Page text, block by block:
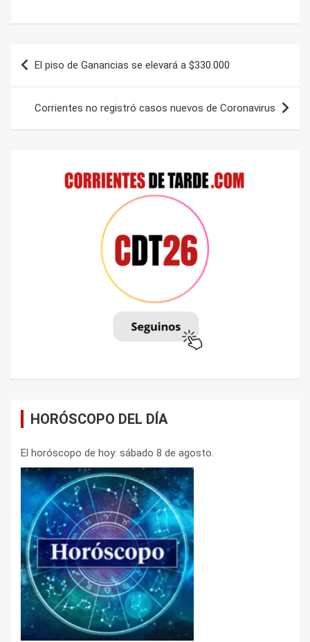
Navegación
de
entradas
El piso de Ganancias se elevará a $330.000
Corrientes no registró casos nuevos de Coronavirus
HORÓSCOPO DEL DÍA
El horóscopo de hoy: sábado 8 de agosto.